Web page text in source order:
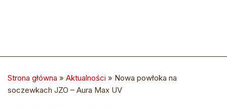
Strona główna » Aktualności » Nowa powłoka na
soczewkach JZO – Aura Max UV